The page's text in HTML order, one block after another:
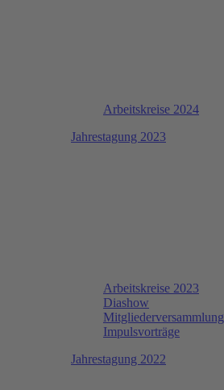
Arbeitskreise 2024
Jahrestagung 2023
Arbeitskreise 2023
Diashow
Mitgliederversammlung
Impulsvorträge
Jahrestagung 2022